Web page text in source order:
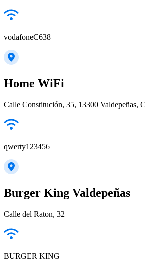
vodafoneC638
Home WiFi
Calle Constitución, 35, 13300 Valdepeñas,
qwerty123456
Burger King Valdepeñas
Calle del Raton, 32
BURGER KING